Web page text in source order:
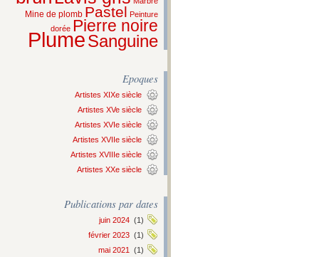
Mine de plomb Pastel Peinture
dorée Pierre noire
PlumeSanguine
Epoques
Artistes XIXe siècle
Artistes XVe siècle
Artistes XVIe siècle
Artistes XVIIe siècle
Artistes XVIIIe siècle
Artistes XXe siècle
Publications par dates
juin 2024 (1)
février 2023 (1)
mai 2021
(1)